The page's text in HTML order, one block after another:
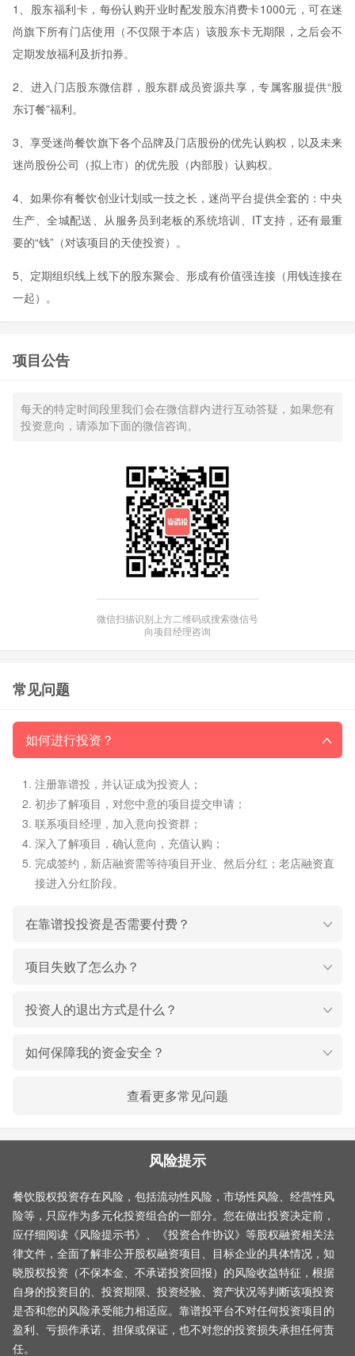
1、股东福利卡，每份认购开业时配发股东消费卡1000元，可在迷
尚旗下所有门店使用（不仅限于本店）该股东卡无期限，之后会不
定期发放福利及折扣券。
2、进入门店股东微信群，股东群成员资源共享，专属客服提供“股
东订餐”福利。
3、享受迷尚餐饮旗下各个品牌及门店股份的优先认购权，以及未来
迷尚股份公司（拟上市）的优先股（内部股）认购权。
4、如果你有餐饮创业计划或一技之长，迷尚平台提供全套的：中央
生产、全城配送、从服务员到老板的系统培训、IT支持，还有最重
要的“钱”（对该项目的天使投资）。
5、定期组织线上线下的股东聚会、形成有价值强连接（用钱连接在
一起）。
项目公告
每天的特定时间段里我们会在微信群内进行互动答疑，如果您有
投资意向，请添加下面的微信咨询。
微信扫描识别上方二维码或搜索微信号
向项目经理咨询
常见问题
如何进行投资？
注册靠谱投，并认证成为投资人；
初步了解项目，对您中意的项目提交申请；
联系项目经理，加入意向投资群；
深入了解项目，确认意向，充值认购；
完成签约，新店融资需等待项目开业、然后分红；老店融资直
接进入分红阶段。
在靠谱投投资是否需要付费？
项目失败了怎么办？
投资人的退出方式是什么？
如何保障我的资金安全？
查看更多常见问题
风险提示
餐饮股权投资存在风险，包括流动性风险，市场性风险、经营性风
险等，只应作为多元化投资组合的一部分。您在做出投资决定前，
应仔细阅读《风险提示书》、《投资合作协议》等股权融资相关法
律文件，全面了解非公开股权融资项目、目标企业的具体情况，知
晓股权投资（不保本金、不承诺投资回报）的风险收益特征，根据
自身的投资目的、投资期限、投资经验、资产状况等判断该项投资
是否和您的风险承受能力相适应。靠谱投平台不对任何投资项目的
盈利、亏损作承诺、担保或保证，也不对您的投资损失承担任何责
任。